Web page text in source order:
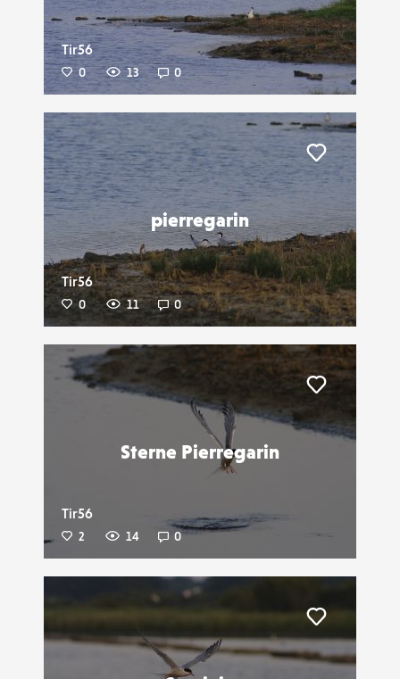
Tir56
0 13 0
pierregarin
Tir56
0 11 0
Liker
Sterne Pierregarin
Tir56
2 14 0